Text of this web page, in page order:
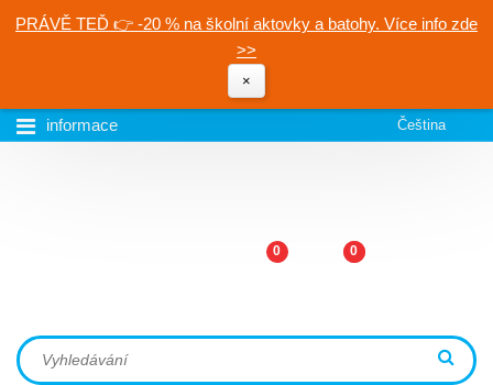
PRÁVĚ TEĎ 👉 -20 % na školní aktovky a batohy. Více info zde
>>
×
informace Čeština
0 0